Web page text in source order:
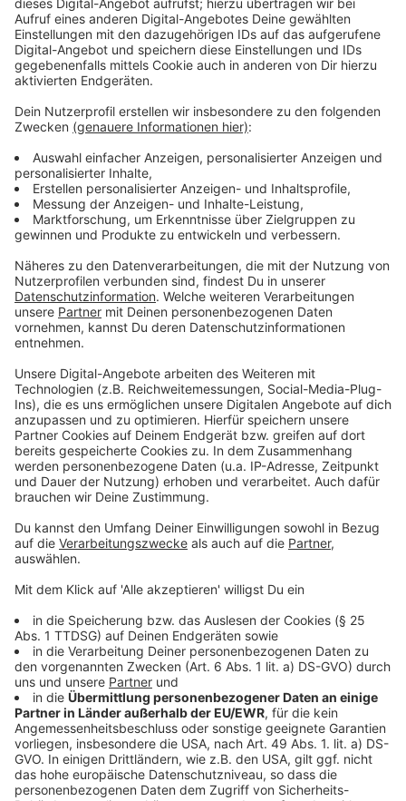
Wir benötigen Ihre
Zustimmung, um den YouTube
Video-Service zu laden!
Wir verwenden einen Service eines
Drittanbieters, um Videoinhalte
einzubetten. Dieser Service kann
Daten zu Ihren Aktivitäten
sammeln. Bitte lesen Sie die
Details durch und stimmen Sie der
Nutzung des Service zu, um dieses
Video anzusehen.
Akzeptieren
powered byUsercentrics Consent
Management Platform
gründen. Doch warum eigentlich?
Anzeige
©Copyright: TNT / Sky
Die Androiden ziehen ihre menschlichen Kinder groß.
Anzeige
©Copyright: TNT / Sky
Der Soldat Marcus bringt nicht nur Menschen mit. Er
bringt auch den Glauben und die Spiritualität zurück.
Anzeige